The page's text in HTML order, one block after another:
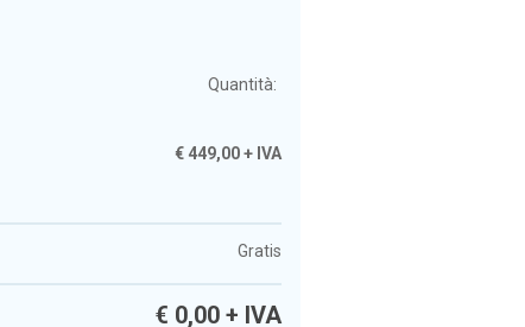
Quantità:
€ 449,00+ IVA
Gratis
€ 0,00 + IVA